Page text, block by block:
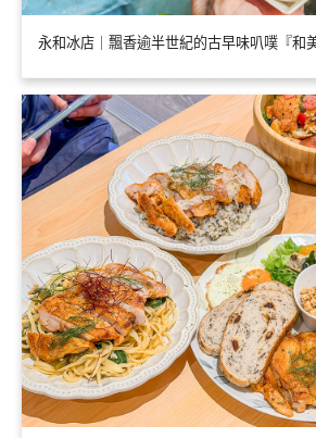
永和冰店｜飄香逾半世紀的古早味叭噗『和